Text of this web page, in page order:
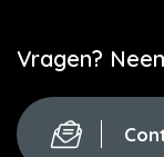
Vragen?